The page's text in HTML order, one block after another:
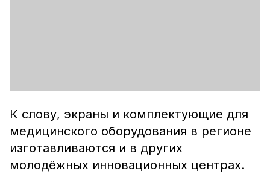
К слову, экраны и комплектующие для
медицинского оборудования в регионе
изготавливаются и в других
молодёжных инновационных центрах.